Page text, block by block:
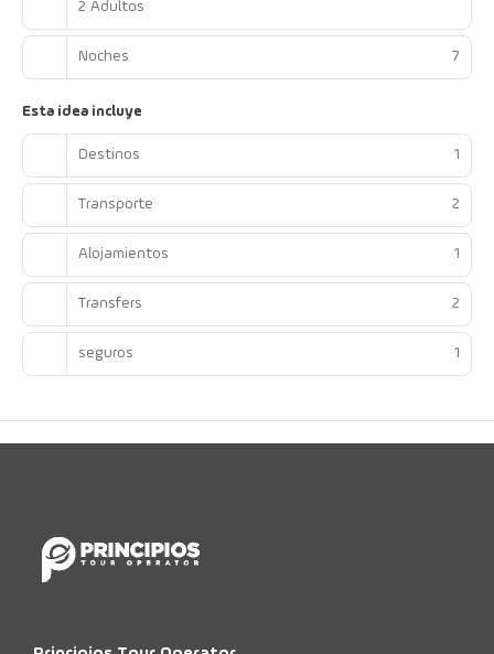
2 Adultos
Noches 7
Esta idea incluye
Destinos 1
Transporte 2
Alojamientos 1
Transfers 2
seguros 1